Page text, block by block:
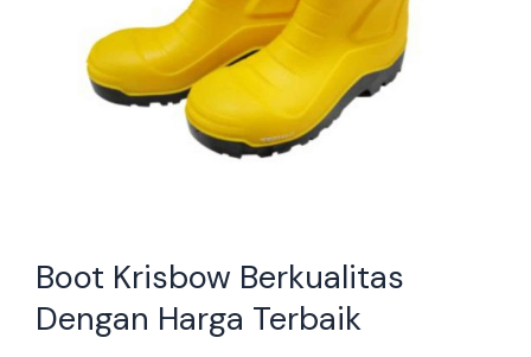
Boot Krisbow Berkualitas
Dengan Harga Terbaik